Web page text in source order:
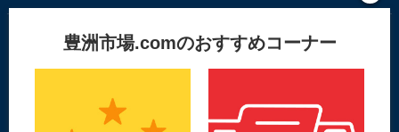
お客様の情報はSSL暗号通信技術で保護されています
豊洲市場.comのおすすめコーナー